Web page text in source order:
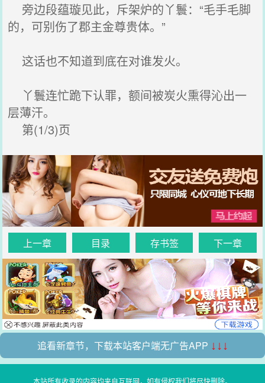
旁边段蕴璇见此，斥架炉的丫鬟：“毛手毛脚
的，可别伤了郡主金尊贵体。”
这话也不知道到底在对谁发火。
丫鬟连忙跪下认罪，额间被炭火熏得沁出一
层薄汗。
第(1/3)页
上一章 目录 存书签 下一章
追看新章节，下载本站客户端无广告APP ↓↓↓
本站所有收录的内容均来自互联网，如有侵权我们将尽快删除。